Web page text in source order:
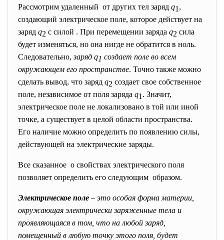
Рассмотрим удаленный от других тел заряд q1 ,
создающий электрическое поле, которое действует на
заряд q2 с силой . При перемещении заряда q2 сила
будет изменяться, но она нигде не обратится в ноль.
Следовательно,заряд q1 создает поле во всем
окружающем его пространстве. Точно также можно
сделать вывод, что заряд q2 создает свое собственное
поле, независимое от поля заряда q1 . Значит,
электрическое поле не локализовано в той или иной
точке, а существует в целой области пространства.
Его наличие можно определить по появлению силы,
действующей на электрические заряды.
Все сказанное о свойствах электрического поля
позволяет определить его следующим образом.
Электрическое поле – это особая форма материи,
окружающая электрически заряженные тела и
проявляющаяся в том, что на любой заряд,
помещенный в любую точку этого поля, будет